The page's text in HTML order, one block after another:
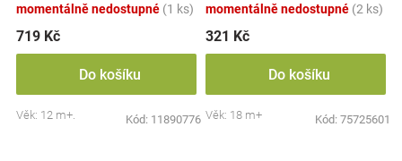
momentálně nedostupné (1 ks)
719 Kč
Do košíku
Věk: 12 m+. Kód: 11890776
momentálně nedostupné (2 ks)
321 Kč
Do košíku
Věk: 18 m+ Kód: 75725601